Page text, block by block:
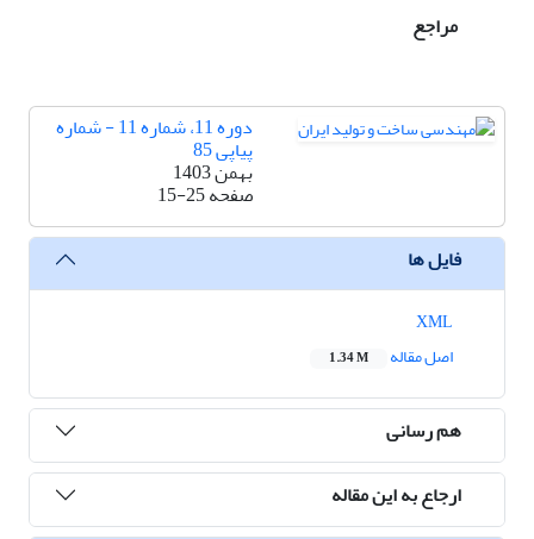
مراجع
دوره 11، شماره 11 - شماره
پیاپی 85
بهمن 1403
صفحه15-25
فایل ها
اصل مقاله
1.34 M
هم رسانی
ارجاع به این مقاله